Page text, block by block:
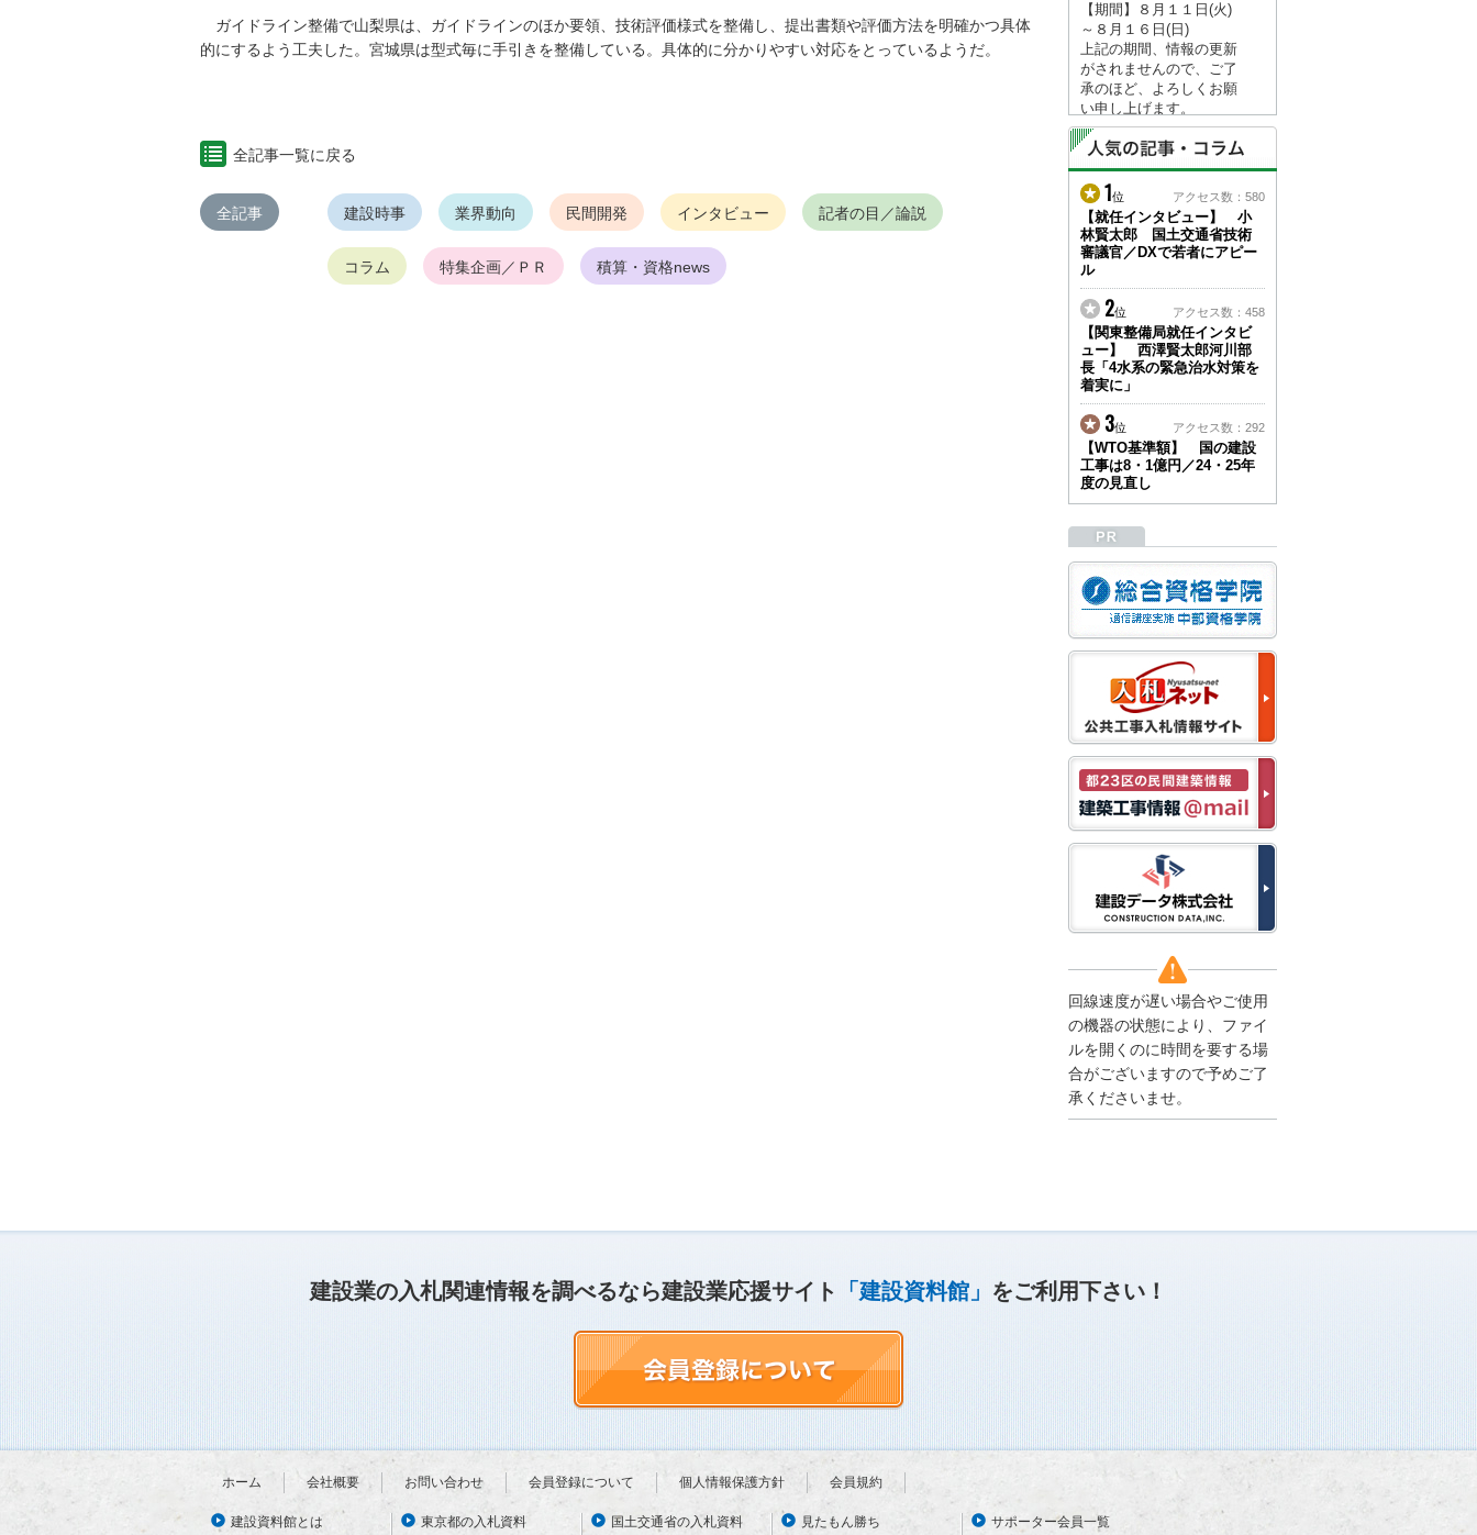
ガイドライン整備で山梨県は、ガイドラインのほか要領、技術評価様式を整備し、提出書類や評価方法を明確かつ具体
的にするよう工夫した。宮城県は型式毎に手引きを整備している。具体的に分かりやすい対応をとっているようだ。
全記事一覧に戻る
全記事 建設時事 業界動向 民間開発 インタビュー 記者の目／論説
コラム 特集企画／ＰＲ 積算・資格news
【期間】８月１１日(火)
～８月１６日(日)
上記の期間、情報の更新
がされませんので、ご了
承のほど、よろしくお願
い申し上げます。
なお、情報は８月１７日
(月)より登録されます。
2026/04/23
●ゴールデンウィークに
伴う情報更新停止のお知
らせ(05/02～05/10)●
ユーザー各位
建設資料館をご利用いた
だき、誠に有難うござい
ます。
下記の期間につきまし
て、弊社休業のため情報
更新を停止させていただ
きます。
【期間】５月２日(土)～
５月１０日(日)
上記の期間、情報の更新
がされませんので、ご了
い申し上げます。
から通常通り運営いたし
ます。
2025/12/22
●年末年始に伴う情報更
新停止のお知らせ●
建設資料館をご利用いた
だき、誠に有難うござい
ます。
下記の期間につきまし
て、弊社休業のため情報
更新を停止させていただ
きます。
【期間】１２月２７日
(土)～１月４日(日)
上記の期間、情報の更新
がされませんので、ご了
承のほど、よろしくお願
なお、情報は１月５日
(月)より登録されます。
2025/08/04
●夏季休業に伴う情報更
新停止のお知らせ●
建設資料館をご利用いた
だき、誠に有難うござい
がされませんので、ご了
承のほど、よろしくお願
伴う情報更新停止のお知
らせ(04/26～04/29、05/0
ユーザー各位
1位 アクセス数：580
【就任インタビュー】 小
林賢太郎 国土交通省技術
審議官／DXで若者にアピー
ル
2位 アクセス数：458
【関東整備局就任インタビ
ュー】 西澤賢太郎河川部
長「4水系の緊急治水対策を
着実に」
3位 アクセス数：292
【WTO基準額】 国の建設
工事は8・1億円／24・25年
度の見直し
回線速度が遅い場合やご使用
の機器の状態により、ファイ
ルを開くのに時間を要する場
合がございますので予めご了
承くださいませ。
建設業の入札関連情報を調べるなら建設業応援サイト 「建設資料館」 をご利用下さい！
ホーム 会社概要 お問い合わせ 会員登録について 個人情報保護方針 会員規約
建設資料館とは 東京都の入札資料 国土交通省の入札資料 見たもん勝ち サポーター会員一覧